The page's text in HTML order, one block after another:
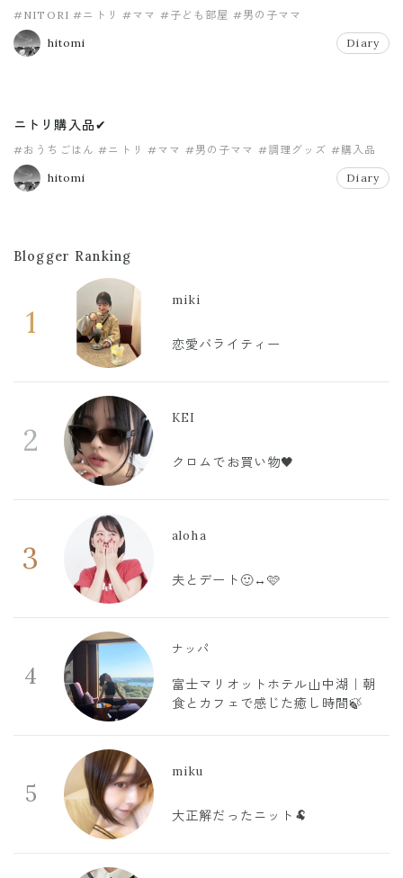
#NITORI #ニトリ #ママ #子ども部屋 #男の子ママ
hitomi Diary
ニトリ購入品✔︎
#おうちごはん #ニトリ #ママ #男の子ママ #調理グッズ #購入品
hitomi Diary
Blogger Ranking
1
miki
恋愛バライティー
2
KEI
クロムでお買い物🖤
3
aloha
夫とデート🙂‍↔️🩷
4
ナッパ
富士マリオットホテル山中湖｜朝
食とカフェで感じた癒し時間🍃
5
miku
大正解だったニット🐏